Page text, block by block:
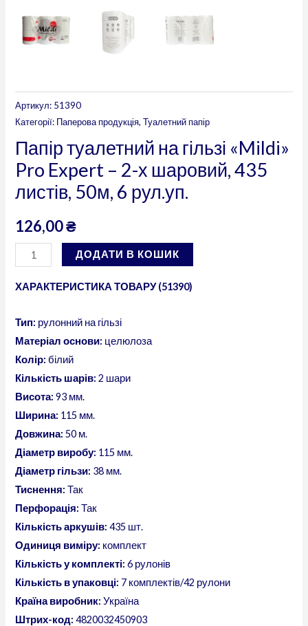
Артикул: 51390
Категорії: Паперова продукція,Туалетний папір
Папір туалетний на гільзі «Mildi»
Pro Expert – 2-х шаровий, 435
листів, 50м, 6 рул.уп.
126,00₴
кількість
ДОДАТИ В КОШИК
ХАРАКТЕРИСТИКА ТОВАРУ (51390)
Тип: рулонний на гільзі
Матеріал основи: целюлоза
Колір: білий
Кількість шарів: 2 шари
Висота: 93 мм.
Ширина: 115 мм.
Довжина: 50 м.
Діаметр виробу: 115 мм.
Діаметр гільзи: 38 мм.
Тиснення: Так
Перфорація: Так
Кількість аркушів: 435 шт.
Одиниця виміру: комплект
Кількість у комплекті: 6 рулонів
Кількість в упаковці: 7 комплектів/42 рулони
Країна виробник: Україна
Штрих-код: 4820032450903